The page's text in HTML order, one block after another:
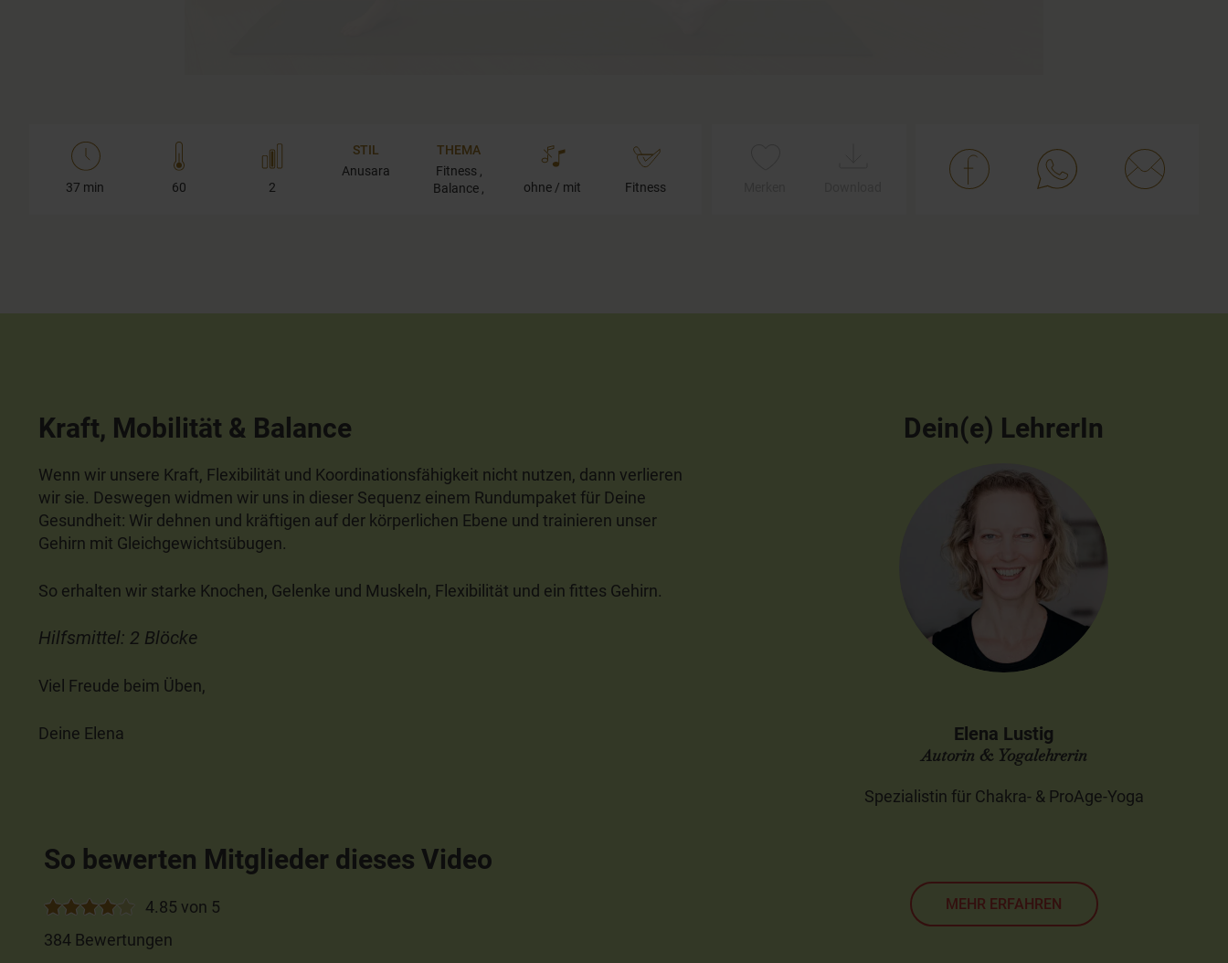
37 min 60 2
STIL
Anusara
THEMA
Fitness ,
Balance ,
ohne / mit Fitness
Kraft, Mobilität & Balance
Wenn wir unsere Kraft, Flexibilität und Koordinationsfähigkeit nicht nutzen, dann verlieren
wir sie. Deswegen widmen wir uns in dieser Sequenz einem Rundumpaket für Deine
Gesundheit: Wir dehnen und kräftigen auf der körperlichen Ebene und trainieren unser
Gehirn mit Gleichgewichtsübugen.
So erhalten wir starke Knochen, Gelenke und Muskeln, Flexibilität und ein fittes Gehirn.
Hilfsmittel: 2 Blöcke
Viel Freude beim Üben,
Deine Elena
So bewerten Mitglieder dieses Video
4.85 von 5
384 Bewertungen
Dein(e) LehrerIn
Elena Lustig
Autorin & Yogalehrerin
Spezialistin für Chakra- & ProAge-Yoga
MEHR ERFAHREN